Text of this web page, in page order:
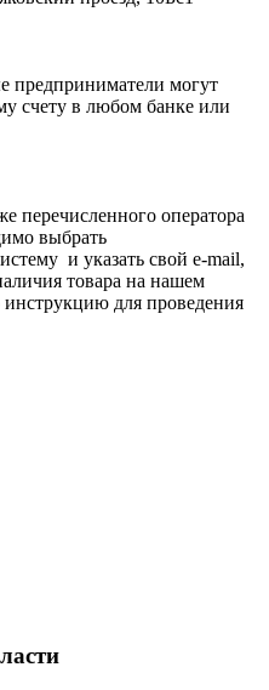
предприниматели могут
счету в любом банке или
перечисленного оператора
выбрать
и указать свой e-mail,
товара на нашем
для проведения